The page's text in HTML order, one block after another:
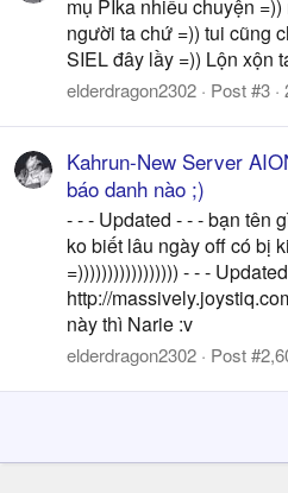
mụ PIka nhiều chuyện
người ta chứ =)) tui cũng
SIEL đây lầy =)) Lộn xộn
elderdragon2302 Post #3
Kahrun-New Server
báo danh nào ;)
- - - Updated - - - bạn tên
ko biết lâu ngày off có bị
=))))))))))))))))) - - -
http://
này thì Narie :v
elderdragon2302 Post